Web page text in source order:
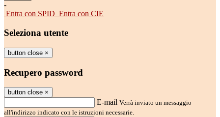
-
Entra con SPID Entra con CIE
Seleziona utente
button close ×
Recupero password
button close ×
E-mail Verrà inviato un messaggio
all'indirizzo indicato con le istruzioni necessarie.